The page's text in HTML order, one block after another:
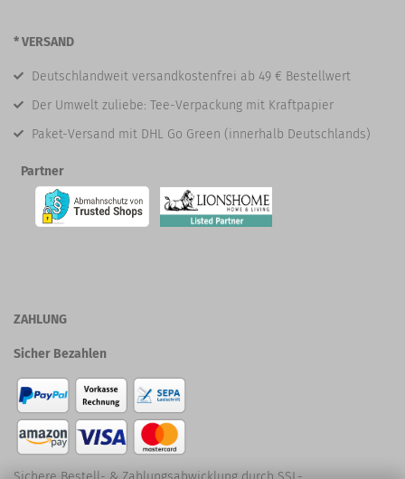
* VERSAND
Deutschlandweit versandkostenfrei ab 49 € Bestellwert
Der Umwelt zuliebe: Tee-Verpackung mit Kraftpapier
Paket-Versand mit DHL Go Green (innerhalb Deutschlands)
Partner
ZAHLUNG
Sicher Bezahlen